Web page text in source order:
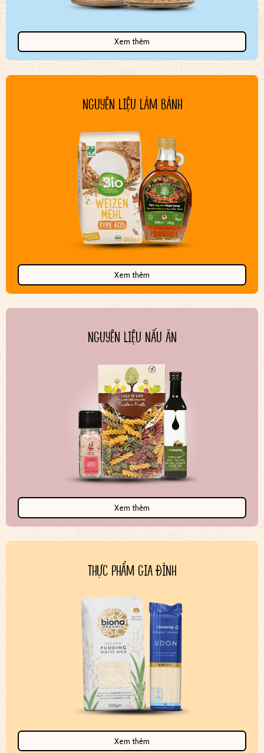
Xem thêm
NGUYÊN LIỆU LÀM BÁNH
Xem thêm
NGUYÊN LIỆU NẤU ĂN
Xem thêm
THỰC PHẨM GIA ĐÌNH
Xem thêm